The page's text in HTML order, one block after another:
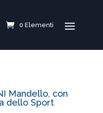
0 Elementi
Mandello, con
dello Sport